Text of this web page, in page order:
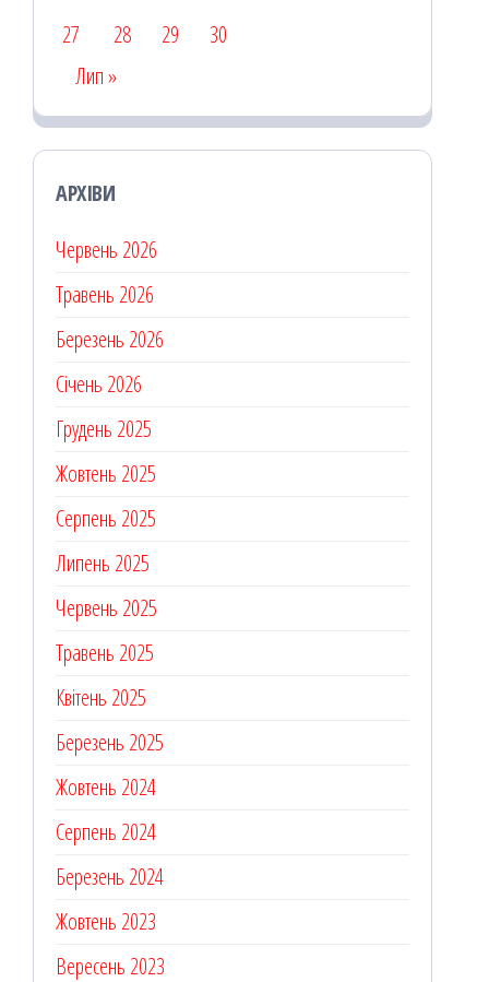
27
28 29
30
Лип »
АРХІВИ
Червень 2026
Травень 2026
Березень 2026
Січень 2026
Грудень 2025
Жовтень 2025
Серпень 2025
Липень 2025
Червень 2025
Травень 2025
Квітень 2025
Березень 2025
Жовтень 2024
Серпень 2024
Березень 2024
Жовтень 2023
Вересень 2023